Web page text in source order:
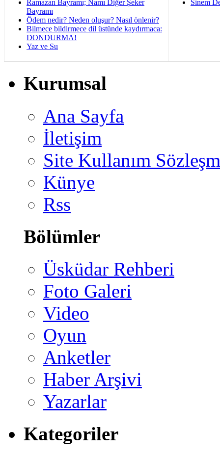
Ramazan Bayramı; Namı Diğer Şeker
Bayramı
Ödem nedir? Neden oluşur? Nasıl önlenir?
Bilmece bildirmece dil üstünde kaydırmaca:
DONDURMA!
Yaz ve Su
Sinem
Kurumsal
Ana Sayfa
İletişim
Site Kullanım
Künye
Rss
Bölümler
Üsküdar Rehberi
Foto Galeri
Video
Oyun
Anketler
Haber Arşivi
Yazarlar
Kategoriler